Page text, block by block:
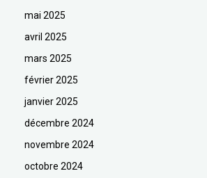
mai 2025
avril 2025
mars 2025
février 2025
janvier 2025
décembre 2024
novembre 2024
octobre 2024